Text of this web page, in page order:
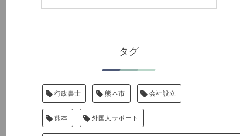
タグ
行政書士 熊本市 会社設立
熊本 外国人サポート